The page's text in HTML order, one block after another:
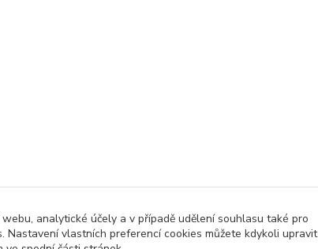
analytické účely a v případě udělení souhlasu také pro
Nastavení vlastních preferencí cookies můžete kdykoli upravit